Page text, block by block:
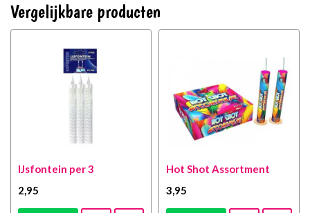
Vergelijkbare producten
IJsfontein per 3
2 ,95
Hot Shot Assortment
3 ,95